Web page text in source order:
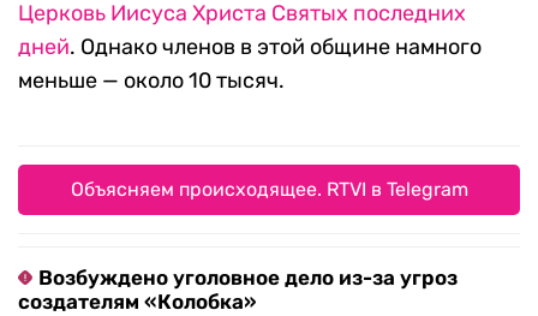
Церковь Иисуса Христа Святых последних
дней. Однако членов в этой общине намного
меньше — около 10 тысяч.
Объясняем происходящее. RTVI в Telegram
Возбуждено уголовное дело из-за угроз
создателям «Колобка»